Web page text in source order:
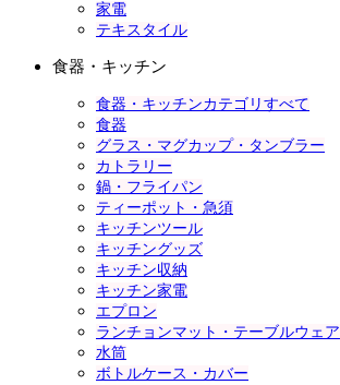
家電
テキスタイル
食器・キッチン
食器・キッチンカテゴリすべて
食器
グラス・マグカップ・タンブラー
カトラリー
鍋・フライパン
ティーポット・急須
キッチンツール
キッチングッズ
キッチン収納
キッチン家電
エプロン
ランチョンマット・テーブルウェア
水筒
ボトルケース・カバー